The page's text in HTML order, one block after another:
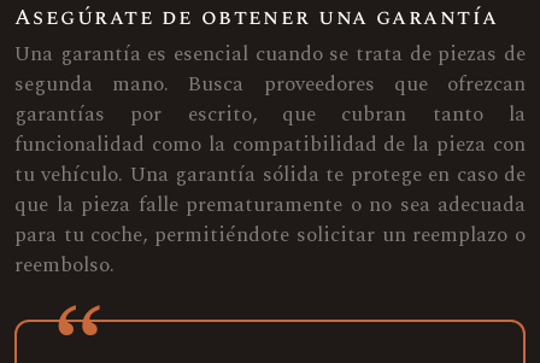
Asegúrate de obtener una garantía
Una garantía es esencial cuando se trata de piezas de
segunda mano. Busca proveedores que ofrezcan
garantías por escrito, que cubran tanto la
funcionalidad como la compatibilidad de la pieza con
tu vehículo. Una garantía sólida te protege en caso de
que la pieza falle prematuramente o no sea adecuada
para tu coche, permitiéndote solicitar un reemplazo o
reembolso.